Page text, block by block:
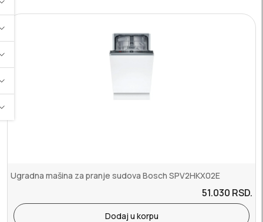
Ugradna mašina za pranje sudova Bosch SPV2HKX02E
51.030 RSD.
Dodaj u korpu